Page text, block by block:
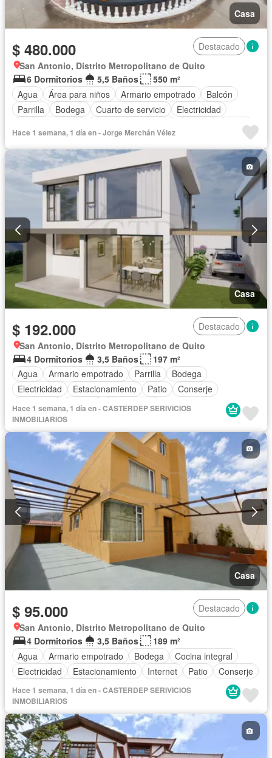
Casa
$ 480.000
Destacado
San Antonio, Distrito Metropolitano de Quito
6 Dormitorios
5,5 Baños
550 m²
Agua
Área para niños Armario empotrado
Balcón
Parrilla
Bodega Cuarto de servicio
Electricidad
Jardín
Patio
Sauna Terraza
Vista panorámica
Parcialmente amoblado
Hace 1 semana, 1 día en - Jorge Merchán Vélez
Casa
$ 192.000
Destacado
San Antonio, Distrito Metropolitano de Quito
4 Dormitorios
3,5 Baños
197 m²
Agua
Armario empotrado Parrilla
Bodega
Electricidad
Estacionamiento Patio
Conserje
Seguridad
Terraza Sin amoblar
Hace 1 semana, 1 día en - CASTERDEP SERIVICIOS
INMOBILIARIOS
Casa
$ 95.000
Destacado
San Antonio, Distrito Metropolitano de Quito
4 Dormitorios
3,5 Baños
189 m²
Agua
Armario empotrado Bodega
Cocina integral
Electricidad
Estacionamiento Internet Patio
Conserje
Terraza
Sin amoblar
Hace 1 semana, 1 día en - CASTERDEP SERIVICIOS
INMOBILIARIOS